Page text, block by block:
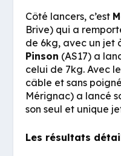
Côté lancers, c’est
Brive) qui a
de 6kg, avec un jet
Pinson (AS17) a
celui de 7kg. Avec
câble et sans
Mérignac) a lancé
son seul et unique
Les résultats